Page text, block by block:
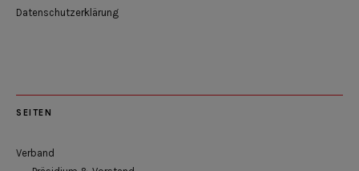
Datenschutzerklärung
SEITEN
Verband